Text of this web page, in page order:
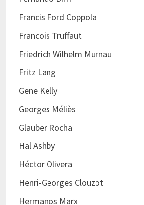
Francis Ford Coppola
Francois Truffaut
Friedrich Wilhelm Murnau
Fritz Lang
Gene Kelly
Georges Méliès
Glauber Rocha
Hal Ashby
Héctor Olivera
Henri-Georges Clouzot
Hermanos Marx